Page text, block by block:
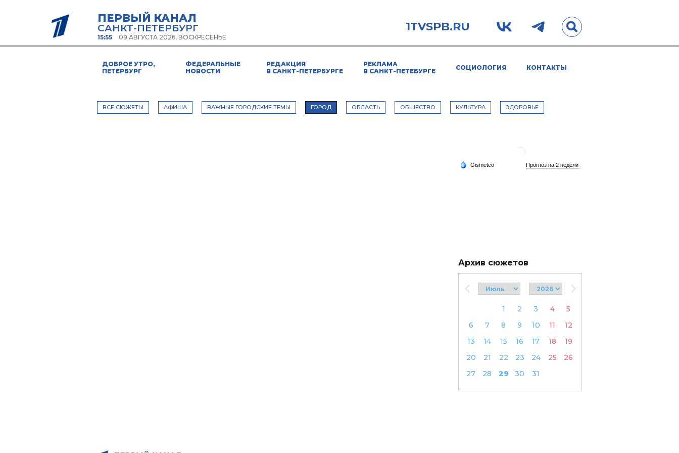
ПЕРВЫЙ КАНАЛ
САНКТ-ПЕТЕРБУРГ
15:55 09 АВГУСТА 2026, ВОСКРЕСЕНЬЕ
1TVSPB.RU
ДОБРОЕ УТРО,
ПЕТЕРБУРГ
ФЕДЕРАЛЬНЫЕ
НОВОСТИ
РЕДАКЦИЯ
В САНКТ-ПЕТЕРБУРГЕ
РЕКЛАМА
В САНКТ-ПЕТЕБУРГЕ
СОЦИОЛОГИЯ КОНТАКТЫ
ВСЕ СЮЖЕТЫ АФИША ВАЖНЫЕ ГОРОДСКИЕ ТЕМЫ ГОРОД ОБЛАСТЬ ОБЩЕСТВО КУЛЬТУРА ЗДОРОВЬЕ
Архив сюжетов
1 2 3 4
5
6
7 8 9 10 11
12
13
14 15 16 17 18
19
20
21 22 23 24 25
26
27
28 29 30 31